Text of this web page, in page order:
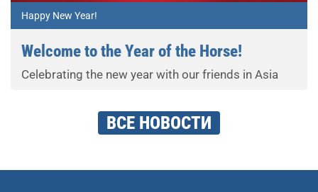
Happy New Year!
Welcome to the Year of the Horse!
Celebrating the new year with our friends in Asia
ВСЕ НОВОСТИ